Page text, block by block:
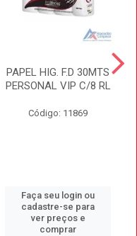
PAPEL HIG. F.D 30MTS
PERSONAL VIP C/8 RL
Código: 11869
Faça seu login ou
cadastre-se para
ver preços e
comprar